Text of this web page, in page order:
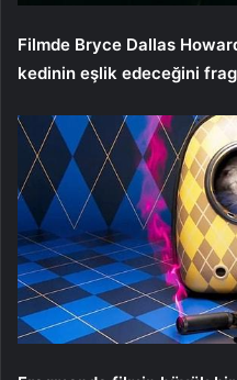
Filmde Bryce Dallas
kedinin eşlik edeceğini